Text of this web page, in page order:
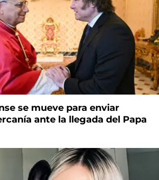
se mueve para enviar
ante la llegada del Papa